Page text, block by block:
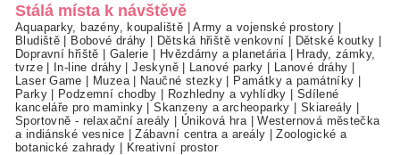
Stálá místa k návštěvě
Aquaparky, bazény, koupaliště |Army a vojenské prostory |
Bludiště | Bobové dráhy | Dětská hřiště venkovní | Dětské koutky |
Dopravní hřiště | Galerie | Hvězdárny a planetária | Hrady, zámky,
tvrze| In-line dráhy |Jeskyně| Lanové parky | Lanové dráhy |
Laser Game | Muzea| Naučné stezky | Památky a památníky |
Parky| Podzemní chodby | Rozhledny a vyhlídky | Sdílené
kanceláře pro maminky |Skanzeny a archeoparky | Skiareály |
Sportovně - relaxační areály | Úniková hra |Westernová městečka
a indiánské vesnice |Zábavní centra a areály |Zoologické a
botanické zahrady | Kreativní prostor